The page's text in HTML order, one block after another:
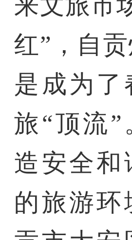
红”，自
是成为了
旅“顶流”
造安全和
的旅游环